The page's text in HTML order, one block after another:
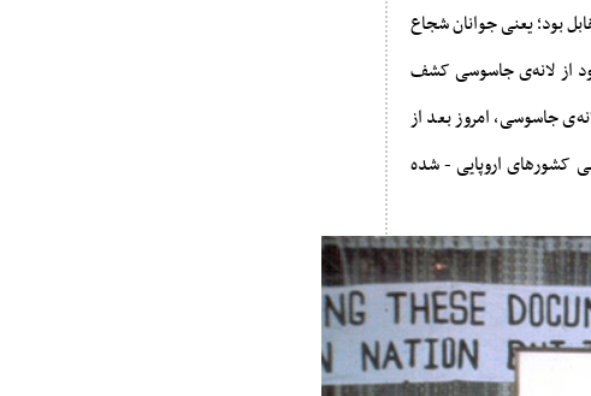
برای دفاع از رژیم وابسته‌ی به آمریکا... در سال ۵۸ ضربتِ متقابل بود؛ یعنی جوانان شجاع
از لانه‌ی جاسوسی کشف
جاسوسی، امروز بعد از
کشورهای اروپایی - شده